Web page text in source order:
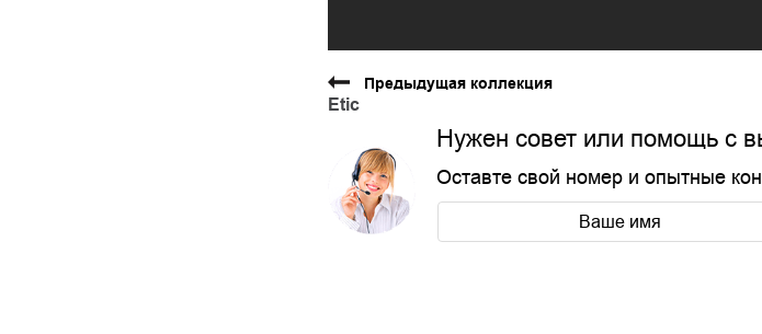
Предыдущая коллекция
Etic
Нужен совет или помощь с
Оставте свой номер и опытные